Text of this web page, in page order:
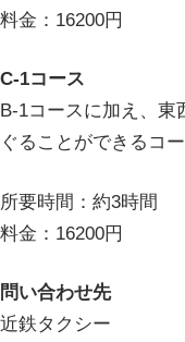
料金：16200円
C-1コース
B-1コースに加え、
ぐることができるコー
所要時間：約3時間
料金：16200円
問い合わせ先
近鉄タクシー